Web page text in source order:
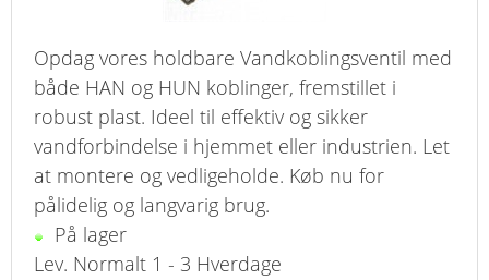
BESPÆNDING, GUMMIDELE M.M.
BEARBEJDNING, MONTAGE & HAVEARBEJDE
MATERIEL HÅNDTERING
FORSIDE
Opdag vores holdbare Vandkoblingsventil med
både HAN og HUN koblinger, fremstillet i
robust plast. Ideel til effektiv og sikker
vandforbindelse i hjemmet eller industrien. Let
at montere og vedligeholde. Køb nu for
pålidelig og langvarig brug.
På lager
Lev. Normalt 1 - 3 Hverdage